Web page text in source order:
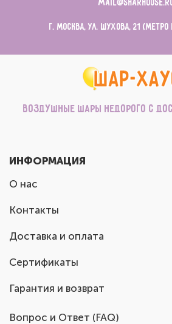
г. Москва, ул. Шухова, 21
Воздушные шары недорого с
ИНФОРМАЦИЯ
О нас
Контакты
Доставка и оплата
Сертификаты
Гарантия и возврат
Вопрос и Ответ (FAQ)